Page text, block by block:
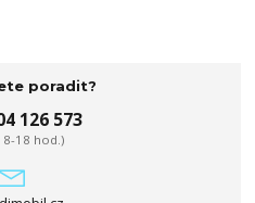
poradit?
126 573
8-18 hod.)